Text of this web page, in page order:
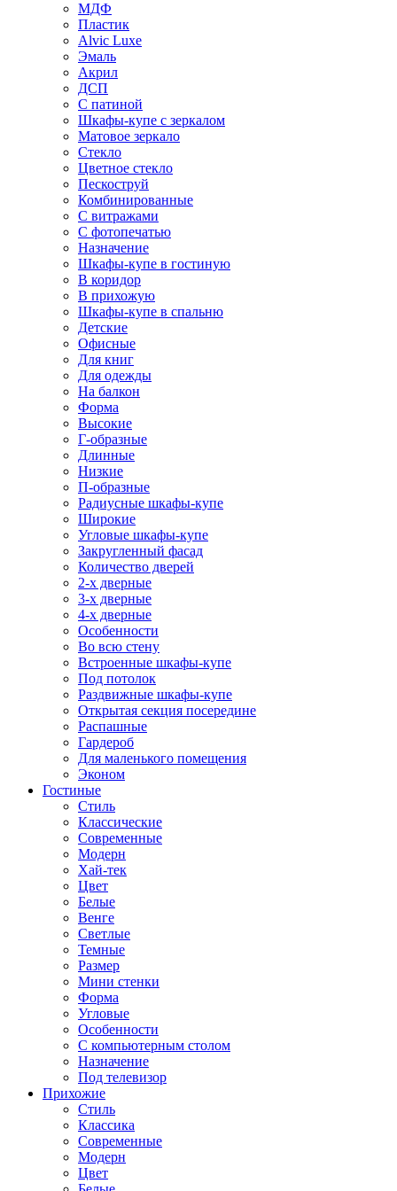
МДФ
Пластик
Alvic Luxe
Эмаль
Акрил
ДСП
С патиной
Шкафы-купе с зеркалом
Матовое зеркало
Стекло
Цветное стекло
Пескоструй
Комбинированные
С витражами
С фотопечатью
Назначение
Шкафы-купе в гостиную
В коридор
В прихожую
Шкафы-купе в спальню
Детские
Офисные
Для книг
Для одежды
На балкон
Форма
Высокие
Г-образные
Длинные
Низкие
П-образные
Радиусные шкафы-купе
Широкие
Угловые шкафы-купе
Закругленный фасад
Количество дверей
2-х дверные
3-х дверные
4-х дверные
Особенности
Во всю стену
Встроенные шкафы-купе
Под потолок
Раздвижные шкафы-купе
Открытая секция посередине
Распашные
Гардероб
Для маленького помещения
Эконом
Гостиные
Стиль
Классические
Современные
Модерн
Хай-тек
Цвет
Белые
Венге
Светлые
Темные
Размер
Мини стенки
Форма
Угловые
Особенности
С компьютерным столом
Назначение
Под телевизор
Прихожие
Стиль
Классика
Современные
Модерн
Цвет